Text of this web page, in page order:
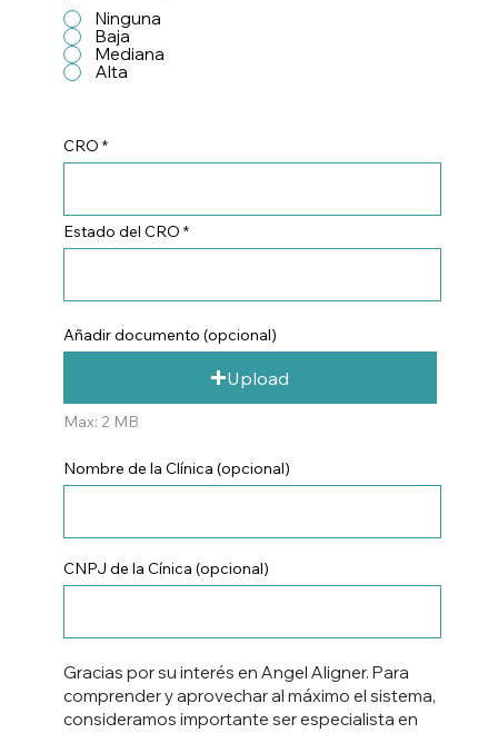
Ninguna
Baja
Mediana
Alta
CRO
Estado del CRO
Añadir documento (opcional)
Upload
Max: 2 MB
Nombre de la Clínica (opcional)
CNPJ de la Cínica (opcional)
Gracias por su interés en Angel Aligner. Para
comprender y aprovechar al máximo el sistema,
consideramos importante ser especialista en